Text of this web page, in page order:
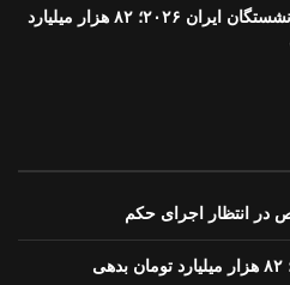
معوقات بازنشستگان ایران ۲۰۲۶؛ ۸۲ هزار میلیارد